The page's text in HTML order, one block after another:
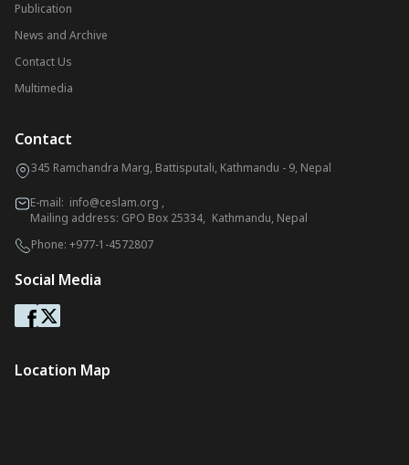
Publication
News and Archive
Contact Us
Multimedia
Contact
345 Ramchandra Marg, Battisputali, Kathmandu - 9, Nepal
E-mail: info@ceslam.org ,
Mailing address: GPO Box 25334, Kathmandu, Nepal
Phone: +977-1-4572807
Social Media
Location Map